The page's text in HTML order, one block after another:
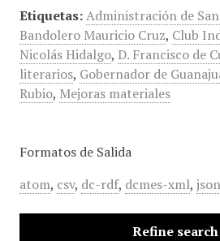
Etiquetas: Administración de
Bandolero Mauricio Cruz, Club
Nicolás Hidalgo, D. Francisco de
literarios, Gobernador de
Rubio, Mejoras materiales
Formatos de Salida
atom, csv, dc-rdf, dcmes-xml, json
Refine search